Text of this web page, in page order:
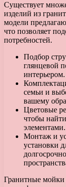
Существует
изделий из
модели
что позволяет
потребностей.
Подбор
глянцевой
интерьером.
семьи и
вашему
Цветовые
чтобы
элементами.
Монтаж и
установки
Гранитные мойки